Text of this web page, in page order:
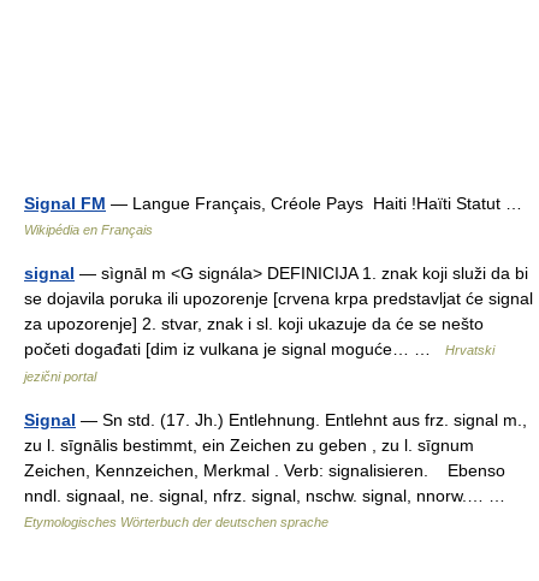
Signal FM — Langue Français, Créole Pays Haiti !Haïti Statut …
Wikipédia en Français
signal — sìgnāl m <G signála> DEFINICIJA 1. znak koji služi da bi
se dojavila poruka ili upozorenje [crvena krpa predstavljat će signal
za upozorenje] 2. stvar, znak i sl. koji ukazuje da će se nešto
početi događati [dim iz vulkana je signal moguće… …
Hrvatski
jezični portal
Signal — Sn std. (17. Jh.) Entlehnung. Entlehnt aus frz. signal m.,
zu l. sīgnālis bestimmt, ein Zeichen zu geben , zu l. sīgnum
Zeichen, Kennzeichen, Merkmal . Verb: signalisieren. Ebenso
nndl. signaal, ne. signal, nfrz. signal, nschw. signal, nnorw.… …
Etymologisches Wörterbuch der deutschen sprache